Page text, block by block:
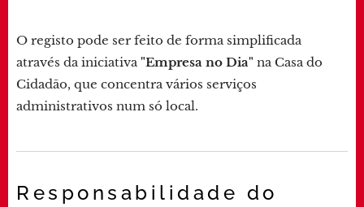
O registo pode ser feito de forma simplificada
através da iniciativa"Empresa no Dia" na Casa do
Cidadão, que concentra vários serviços
administrativos num só local.
Responsabilidade do